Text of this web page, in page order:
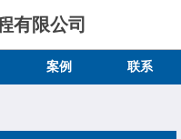
有限公司
案例 联系